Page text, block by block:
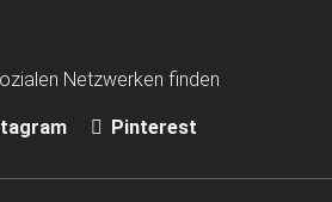
Netzwerken finden
Pinterest